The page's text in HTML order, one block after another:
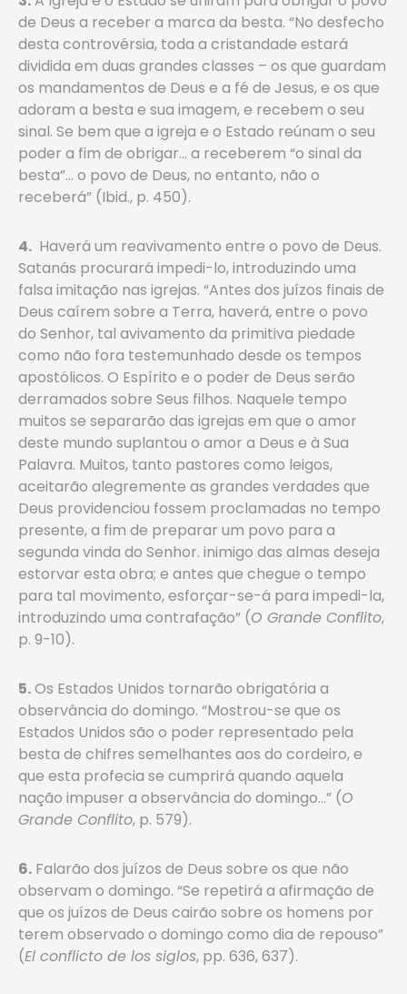
de Deus a receber a marca da besta. “No desfecho
desta controvérsia, toda a cristandade estará
dividida em duas grandes classes – os que guardam
os mandamentos de Deus e a fé de Jesus, e os que
adoram a besta e sua imagem, e recebem o seu
sinal. Se bem que a igreja e o Estado reúnam o seu
poder a fim de obrigar… a receberem “o sinal da
besta”… o povo de Deus, no entanto, não o
receberá” (Ibid., p. 450).
4. Haverá um reavivamento entre o povo de Deus.
Satanás procurará impedi-lo, introduzindo uma
falsa imitação nas igrejas. “Antes dos juízos finais de
Deus caírem sobre a Terra, haverá, entre o povo
do Senhor, tal avivamento da primitiva piedade
como não fora testemunhado desde os tempos
apostólicos. O Espírito e o poder de Deus serão
derramados sobre Seus filhos. Naquele tempo
muitos se separarão das igrejas em que o amor
deste mundo suplantou o amor a Deus e à Sua
Palavra. Muitos, tanto pastores como leigos,
aceitarão alegremente as grandes verdades que
Deus providenciou fossem proclamadas no tempo
presente, a fim de preparar um povo para a
segunda vinda do Senhor. inimigo das almas deseja
estorvar esta obra; e antes que chegue o tempo
para tal movimento, esforçar-se-á para impedi-la,
introduzindo uma contrafação” (O Grande Conflito,
p. 9-10).
5.Os Estados Unidos tornarão obrigatória a
observância do domingo. “Mostrou-se que os
Estados Unidos são o poder representado pela
besta de chifres semelhantes aos do cordeiro, e
que esta profecia se cumprirá quando aquela
nação impuser a observância do domingo…” (O
Grande Conflito, p. 579).
6. Falarão dos juízos de Deus sobre os que não
observam o domingo. “Se repetirá a afirmação de
que os juízos de Deus cairão sobre os homens por
terem observado o domingo como dia de repouso”
(El conflicto de los siglos, pp. 636, 637).